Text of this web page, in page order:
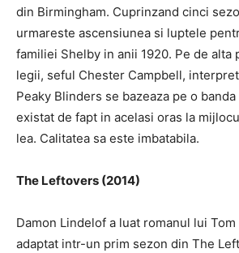
din Birmingham. Cuprinzand cinci
urmareste ascensiunea si luptele
familiei Shelby in anii 1920. Pe de alta
legii, seful Chester Campbell,
Peaky Blinders se bazeaza pe o
existat de fapt in acelasi oras la
lea. Calitatea sa este imbatabila.
The Leftovers (2014)
Damon Lindelof a luat romanul lui
adaptat intr-un prim sezon din The